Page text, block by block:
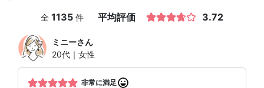
全 1135 件 平均評価 3.72
ミニーさん
20代｜女性
非常に満足